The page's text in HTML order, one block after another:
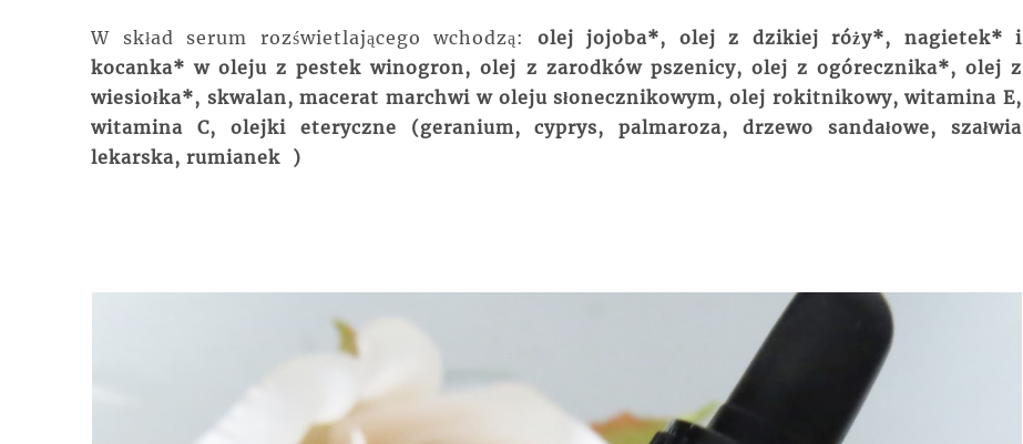
W skład serum rozświetlającego wchodzą:
olej jojoba*, olej z dzikiej róży*, nagietek* i
kocanka* w oleju z pestek winogron, olej z zarodków pszenicy, olej z ogórecznika*, olej z
wiesiołka*, skwalan, macerat marchwi w oleju słonecznikowym, olej rokitnikowy, witamina E,
witamina C, olejki eteryczne (geranium, cyprys, palmaroza, drzewo sandałowe, szałwia
lekarska, rumianek )